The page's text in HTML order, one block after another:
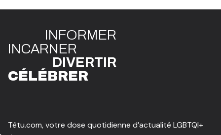
INFORMER
INCARNER
DIVERTIR
CÉLÉBRER
Têtu.com, votre dose quotidienne d’actualité LGBTQI+